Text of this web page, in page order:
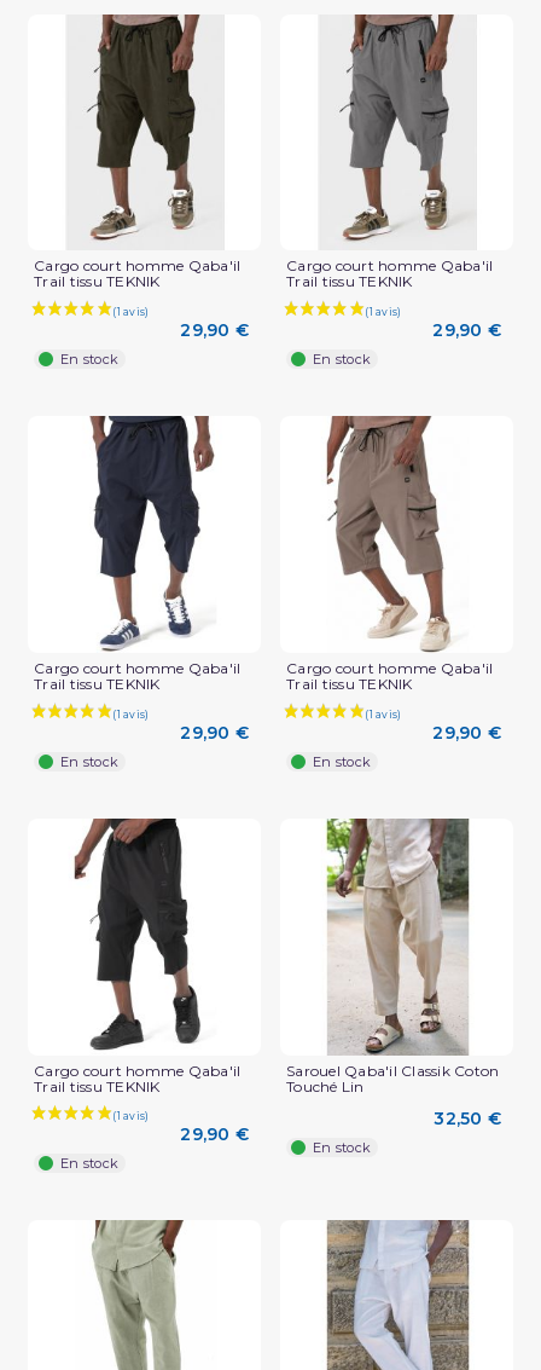
(3 avis)
Cargo court homme Qaba'il
Trail tissu TEKNIK
29,90 €
En stock
Cargo court homme Qaba'il
Trail tissu TEKNIK
29,90 €
En stock
Cargo court homme Qaba'il
Trail tissu TEKNIK
29,90 €
En stock
Cargo court homme Qaba'il
Trail tissu TEKNIK
29,90 €
En stock
Cargo court homme Qaba'il
Trail tissu TEKNIK
29,90 €
En stock
Sarouel Qaba'il Classik Coton
Touché Lin
32,50 €
En stock